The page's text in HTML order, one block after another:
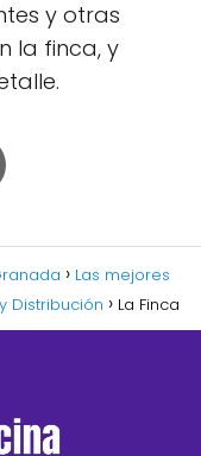
y otras
la finca, y
Las mejores
Distribución
La Finca